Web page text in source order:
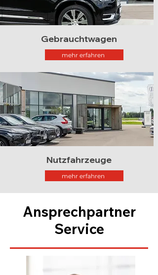
Gebrauchtwagen
mehr erfahren
Nutzfahrzeuge
mehr erfahren
Ansprechpartner
Service